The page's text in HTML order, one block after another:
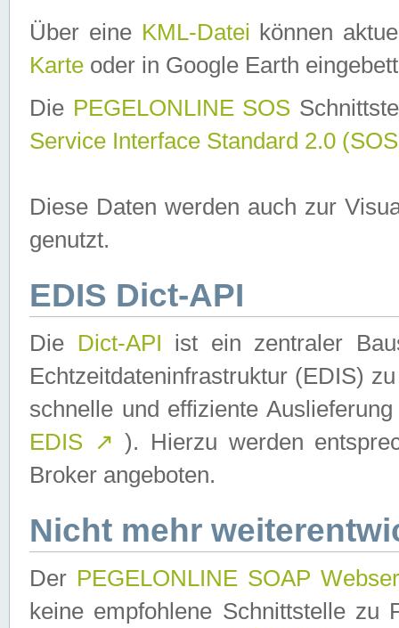
Über eine KML-Datei können
Karte oder in Google Earth
Die PEGELONLINE SOS
Service Interface Standard 2.0
Diese Daten werden auch zur
genutzt.
EDIS Dict-API
Die Dict-API ist ein zentraler
Echtzeitdateninfrastruktur (EDIS)
schnelle und effiziente
EDIS ↗ ). Hierzu werden
Broker angeboten.
Nicht mehr
Der PEGELONLINE SOAP
keine empfohlene Schnittstelle zu